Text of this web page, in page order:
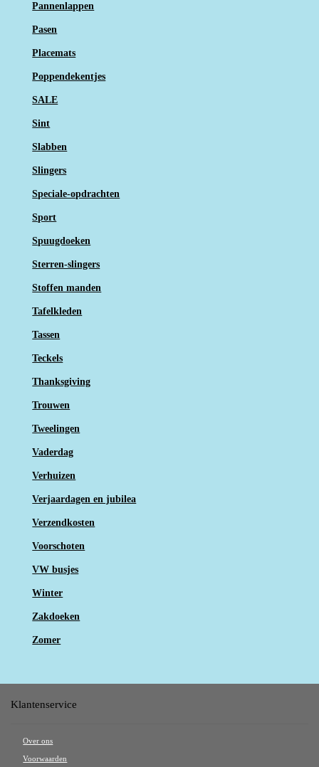
Pannenlappen
Pasen
Placemats
Poppendekentjes
SALE
Sint
Slabben
Slingers
Speciale-opdrachten
Sport
Spuugdoeken
Sterren-slingers
Stoffen manden
Tafelkleden
Tassen
Teckels
Thanksgiving
Trouwen
Tweelingen
Vaderdag
Verhuizen
Verjaardagen en jubilea
Verzendkosten
Voorschoten
VW busjes
Winter
Zakdoeken
Zomer
Klantenservice
Over ons
Voorwaarden